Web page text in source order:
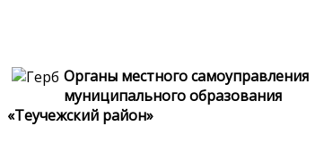
Органы местного самоуправления
муниципального образования
«Теучежский район»